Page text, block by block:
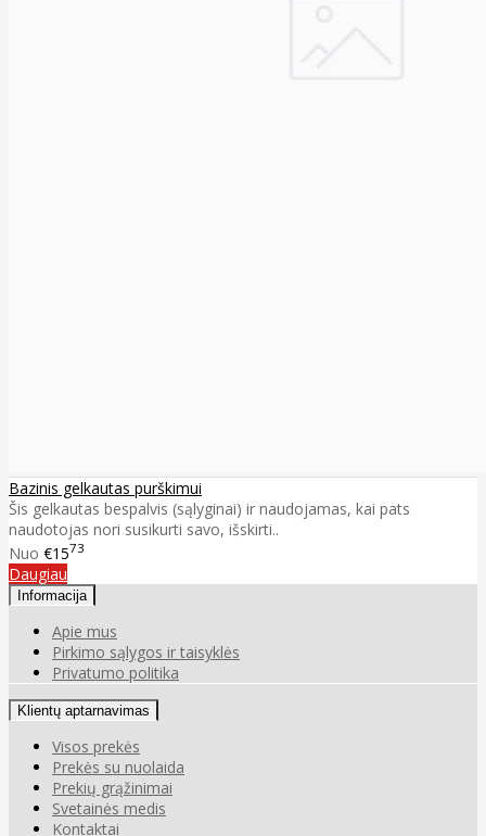
Bazinis gelkautas purškimui
Šis gelkautas bespalvis (sąlyginai) ir naudojamas, kai pats
naudotojas nori susikurti savo, išskirti..
Nuo €1573
Daugiau
Informacija
Apie mus
Pirkimo sąlygos ir taisyklės
Privatumo politika
Klientų aptarnavimas
Visos prekės
Prekės su nuolaida
Prekių grąžinimai
Svetainės medis
Kontaktai